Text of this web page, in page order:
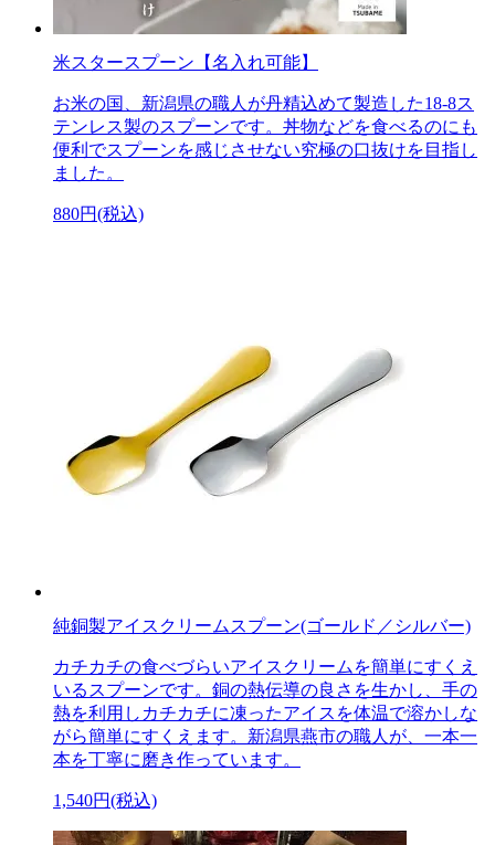
米スタースプーン【名入れ可能】
お米の国、新潟県の職人が丹精込めて製造した18-8ス
テンレス製のスプーンです。丼物などを食べるのにも
便利でスプーンを感じさせない究極の口抜けを目指し
ました。
880円(税込)
純銅製アイスクリームスプーン(ゴールド／シルバー)
カチカチの食べづらいアイスクリームを簡単にすくえ
いるスプーンです。銅の熱伝導の良さを生かし、手の
熱を利用しカチカチに凍ったアイスを体温で溶かしな
がら簡単にすくえます。新潟県燕市の職人が、一本一
本を丁寧に磨き作っています。
1,540円(税込)